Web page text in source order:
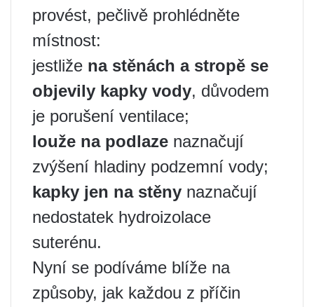
provést, pečlivě prohlédněte
místnost:
jestliže na stěnách a stropě se
objevily kapky vody, důvodem
je porušení ventilace;
louže na podlaze naznačují
zvýšení hladiny podzemní vody;
kapky jen na stěny naznačují
nedostatek hydroizolace
suterénu.
Nyní se podíváme blíže na
způsoby, jak každou z příčin